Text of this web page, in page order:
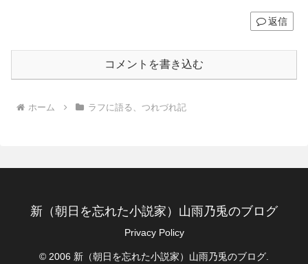
返信
コメントを書き込む
ホーム ラフに語る、つれづれ記
新（朝日を忘れた小説家）山雨乃兎のブログ
Privacy Policy
© 2006 新（朝日を忘れた小説家）山雨乃兎のブログ.